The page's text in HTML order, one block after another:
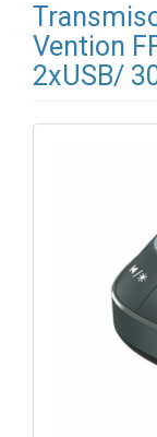
Vention
2xUSB/